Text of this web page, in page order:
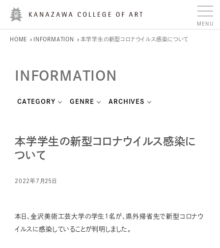
HOME INFORMATION 本学学生の新型コロナウイルス感染について
INFORMATION
CATEGORY GENRE ARCHIVES
本学学生の新型コロナウイルス感染に
ついて
2022年7月25日
本日、金沢美術工芸大学の学生1名が、県外帰省先で新型コロナウ
イルスに感染していることが判明しました。